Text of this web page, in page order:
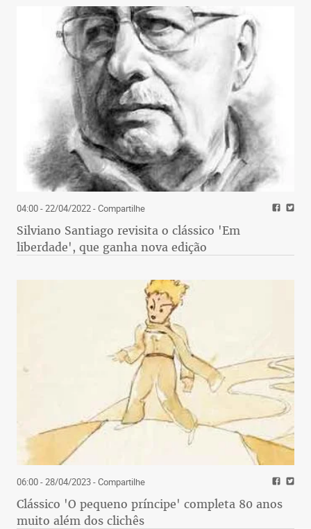
04:00 - 22/04/2022- Compartilhe
Silviano Santiago revisita o clássico 'Em
liberdade', que ganha nova edição
06:00 - 28/04/2023- Compartilhe
Clássico 'O pequeno príncipe' completa 80 anos
muito além dos clichês